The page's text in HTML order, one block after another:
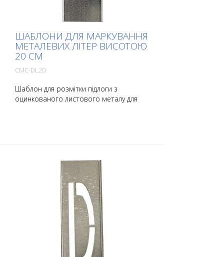
ШАБЛОНИ ДЛЯ МАРКУВАННЯ
МЕТАЛЕВИХ ЛІТЕР ВИСОТОЮ
20 СМ
CMC-DL20
Шаблон для розмітки підлоги з
оцинкованого листового металу для